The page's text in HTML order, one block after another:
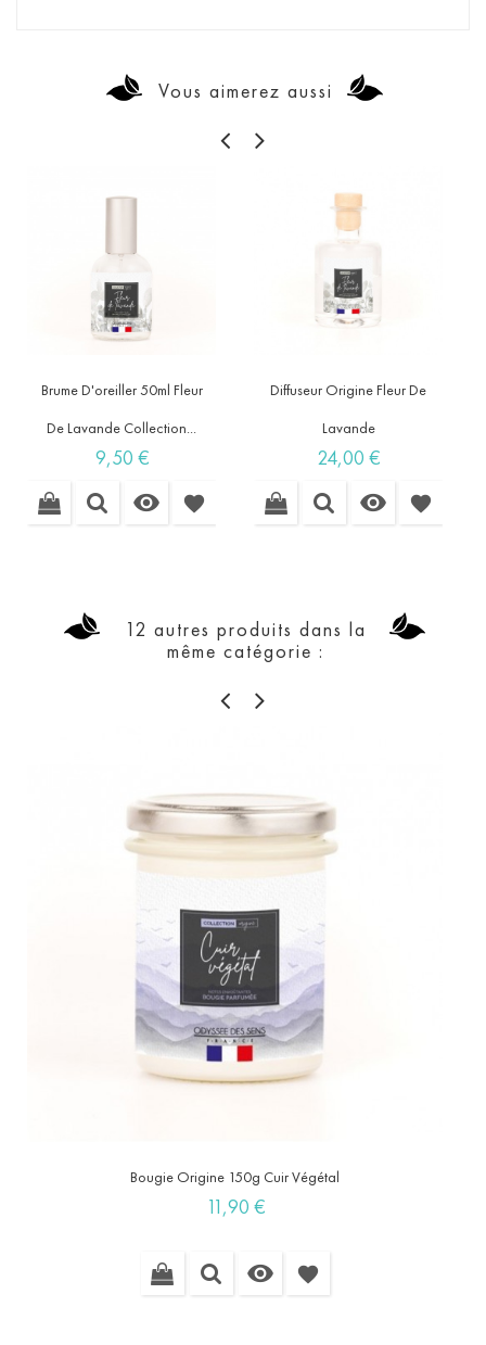
Vous aimerez aussi
Brume D'oreiller 50ml Fleur
De Lavande Collection...
Prix
9,50 €
 favorite
Diffuseur Origine Fleur De
Lavande
Prix
24,00 €
 favorite
12 autres produits dans la
même catégorie :
Bougie Origine 150g Cuir Végétal
Prix
11,90 €
 favorite